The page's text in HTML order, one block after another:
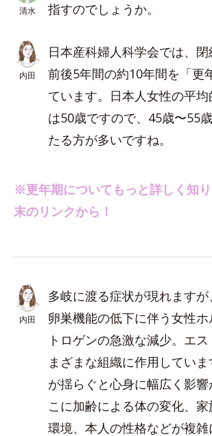
清水
指すのでしょうか。
内田
日本産科婦人科学会では、
前後5年間の約10年間を「更
ています。日本人女性の平
は50歳ですので、45歳〜55
たる方が多いですね。
※更年期についてもっと詳しく知
末のリンクから！
内田
多岐に渡る症状が現れます
卵巣機能の低下に伴う女性
トロゲンの急激な減少。エ
まざまな組織に作用してい
が揺らぐと心身に幅広く影
こに加齢による体の変化、
環境、本人の性格などが複雑